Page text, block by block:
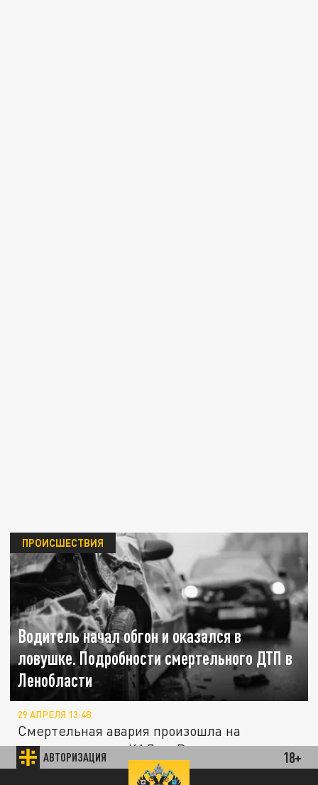
АВТОРИЗАЦИЯ 18+
Водитель начал обгон и оказался в
ловушке. Подробности смертельного ДТП в
Ленобласти
ПРОИСШЕСТВИЯ
29 АПРЕЛЯ 13:48
Смертельная авария произошла на
внешнем кольце КАД во Всеволожском
районе. В результате ДТП есть погибший.